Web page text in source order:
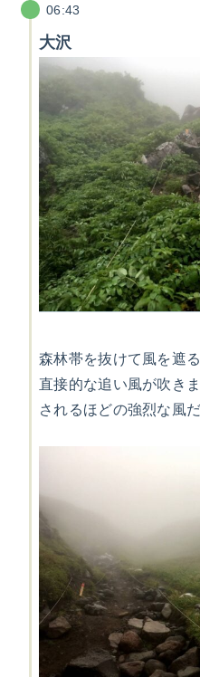
06:43
大沢
森林帯を抜けて風を遮
直接的な追い風が吹き
されるほどの強烈な風だ